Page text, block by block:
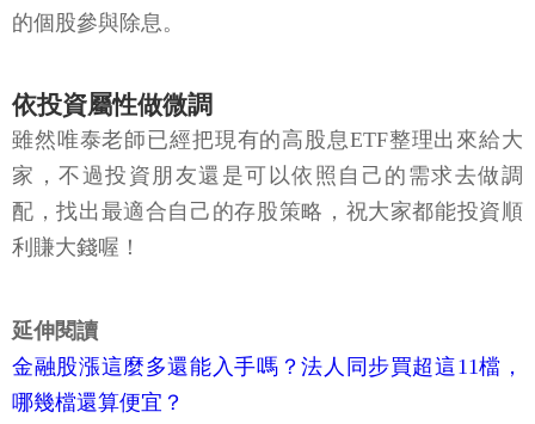
的個股參與除息。
依投資屬性做微調
雖然唯泰老師已經把現有的高股息ETF整理出來給大
家，不過投資朋友還是可以依照自己的需求去做調
配，找出最適合自己的存股策略，祝大家都能投資順
利賺大錢喔！
延伸閱讀
金融股漲這麼多還能入手嗎？法人同步買超這11檔，
哪幾檔還算便宜？